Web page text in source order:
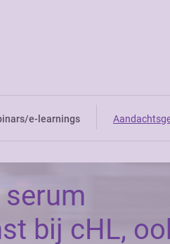
e-learnings
serum
bij cHL,